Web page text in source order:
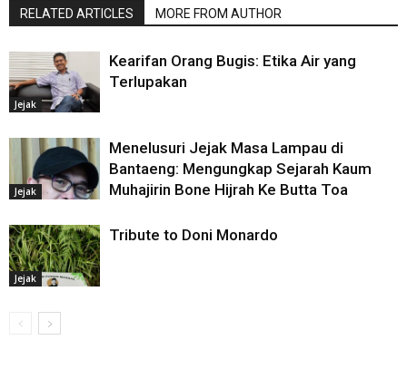
RELATED ARTICLES MORE FROM AUTHOR
Jejak
Kearifan Orang Bugis: Etika Air yang
Terlupakan
Jejak
Menelusuri Jejak Masa Lampau di
Bantaeng: Mengungkap Sejarah Kaum
Muhajirin Bone Hijrah Ke Butta Toa
Jejak
Tribute to Doni Monardo